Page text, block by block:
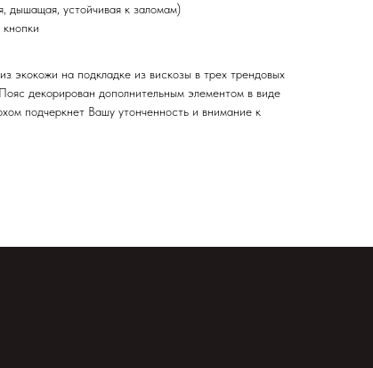
дышащая, устойчивая к заломам)
экокожи на подкладке из вискозы в трех трендовых
декорирован дополнительным элементом в виде
подчеркнет Вашу утонченность и внимание к